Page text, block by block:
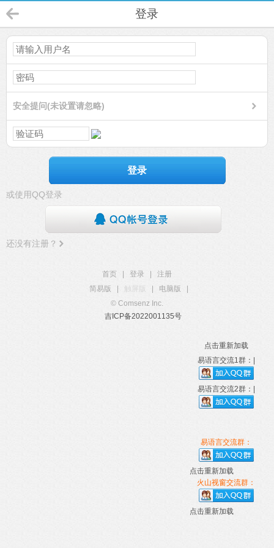
登录
安全提问(未设置请忽略)
登录
或使用QQ登录
还没有注册？
点击重新加载
易语言交流1群：|
易语言交流2群：|
易语言交流群：
点击重新加载
火山视窗交流群：
点击重新加载
首页 登录
注册
简易版
触屏版 电脑版
© Comsenz Inc.
吉ICP备2022001135号